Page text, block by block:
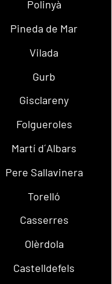
Polinyà
Pineda de Mar
Vilada
Gurb
Gisclareny
Folgueroles
Martí d´Albars
Pere Sallavinera
Torelló
Casserres
Olèrdola
Castelldefels